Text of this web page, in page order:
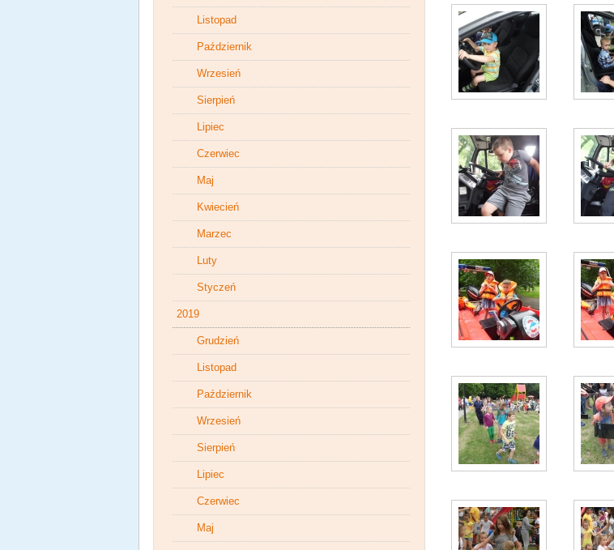
Listopad
Październik
Wrzesień
Sierpień
Lipiec
Czerwiec
Maj
Kwiecień
Marzec
Luty
Styczeń
2019
Grudzień
Listopad
Październik
Wrzesień
Sierpień
Lipiec
Czerwiec
Maj